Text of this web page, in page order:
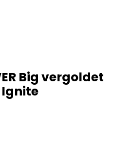
Big vergoldet
Ignite